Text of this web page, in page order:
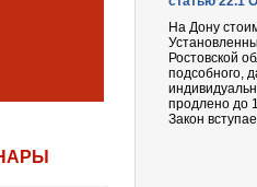
На Дону
Ростовской
подсобного,
продлено до
Закон